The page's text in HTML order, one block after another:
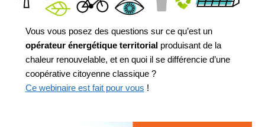
Vous vous posez des questions sur ce qu’est un
opérateur énergétique territorial produisant de la
chaleur renouvelable, et en quoi il se différencie d’une
coopérative citoyenne classique ?
Ce webinaire est fait pour vous !